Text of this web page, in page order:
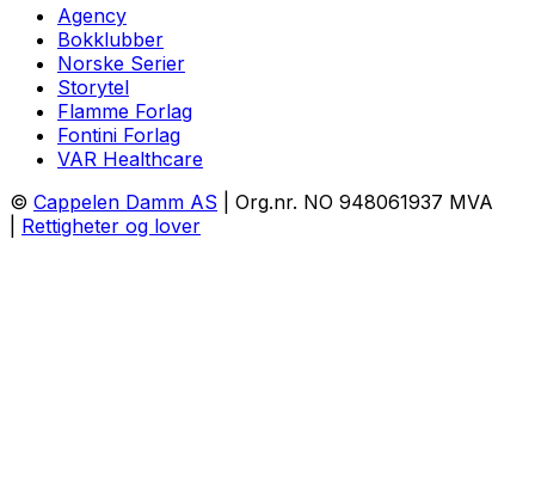
Agency
Bokklubber
Norske Serier
Storytel
Flamme Forlag
Fontini Forlag
VAR Healthcare
© Cappelen Damm AS | Org.nr. NO 948061937 MVA
Rettigheter og lover